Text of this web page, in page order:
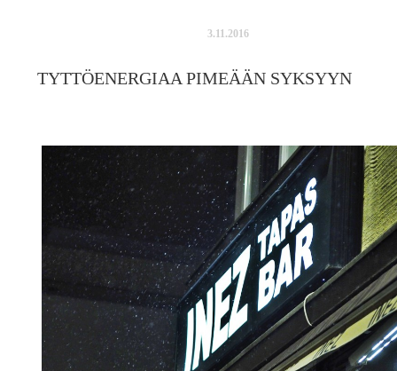
3.11.2016
TYTTÖENERGIAA PIMEÄÄN SYKSYYN